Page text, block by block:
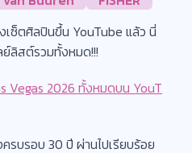
เซ็ตศิลปินขึ้น YouTube แล้ว นี่
ลิสต์รวมทั้งหมด!!!
2026 ทั้งหมดบน YouT
รบรอบ 30 ปี ผ่านไปเรียบร้อย